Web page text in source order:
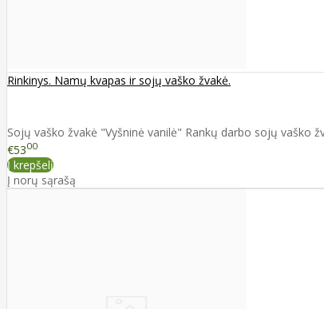
Rinkinys. Namų kvapas ir sojų vaško žvakė.
Sojų vaško žvakė "Vyšninė vanilė" Rankų darbo sojų vaško
€5300
Į krepšelį
Į norų sąrašą